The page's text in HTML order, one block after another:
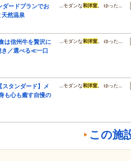
ダードプランでお
然温泉
…モダンな和洋室 。 ゆった…
は信州牛を贅沢に
き／選べる≪一口
…モダンな和洋室 。 ゆった…
タンダード】メ
も心も癒す自慢の
…モダンな和洋室 。 ゆった…
この施